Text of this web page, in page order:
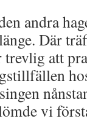
andra
Där
att
vi